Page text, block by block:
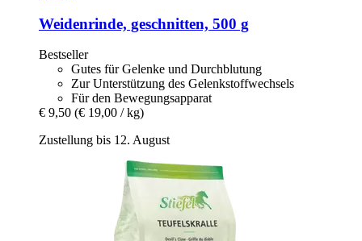
Weidenrinde, geschnitten, 500 g
Bestseller
Gutes für Gelenke und Durchblutung
Zur Unterstützung des Gelenkstoffwechsels
Für den Bewegungsapparat
€ 9,50 (€ 19,00 / kg)
Zustellung bis 12. August